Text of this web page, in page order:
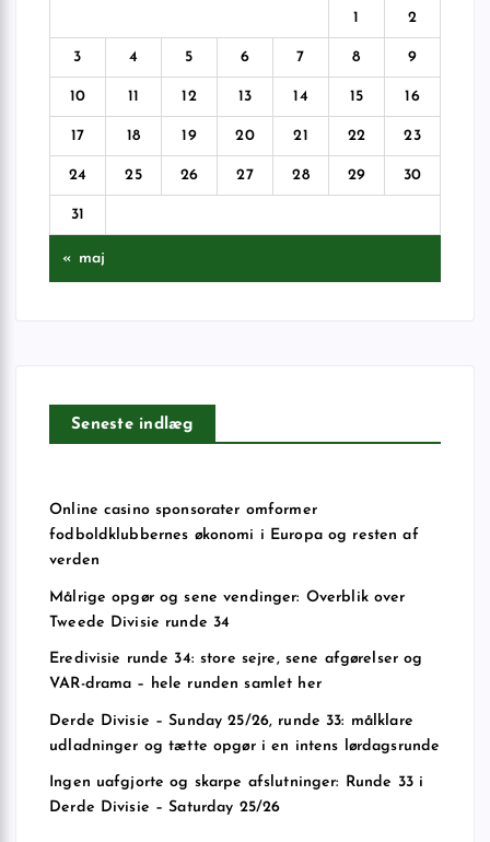
1 2
3 4 5 6 7 8 9
10 11 12 13 14 15 16
17 18 19 20 21 22 23
24 25 26 27 28 29 30
31
« maj
Seneste indlæg
Online casino sponsorater omformer
fodboldklubbernes økonomi i Europa og resten af
verden
Målrige opgør og sene vendinger: Overblik over
Tweede Divisie runde 34
Eredivisie runde 34: store sejre, sene afgørelser og
VAR-drama – hele runden samlet her
Derde Divisie – Sunday 25/26, runde 33: målklare
udladninger og tætte opgør i en intens lørdagsrunde
Ingen uafgjorte og skarpe afslutninger: Runde 33 i
Derde Divisie – Saturday 25/26